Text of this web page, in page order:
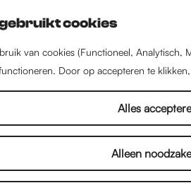
cookies
van cookies (Functioneel, Analytisch,
Door op accepteren te
Alles
Alleen